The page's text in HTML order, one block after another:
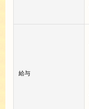
給与